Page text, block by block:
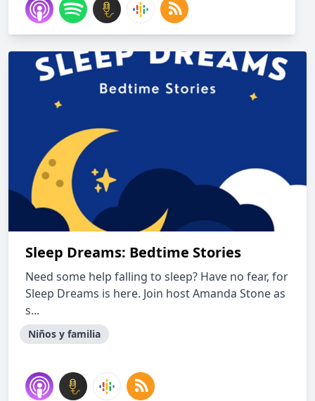
Sleep Dreams: Bedtime Stories
Need some help falling to sleep? Have no fear, for
Sleep Dreams is here. Join host Amanda Stone as
s...
Niños y familia